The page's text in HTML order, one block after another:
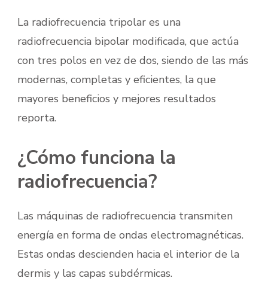
La radiofrecuencia tripolar es una
radiofrecuencia bipolar modificada, que actúa
con tres polos en vez de dos, siendo de las más
modernas, completas y eficientes, la que
mayores beneficios y mejores resultados
reporta.
¿Cómo funciona la
radiofrecuencia?
Las máquinas de radiofrecuencia transmiten
energía en forma de ondas electromagnéticas.
Estas ondas descienden hacia el interior de la
dermis y las capas subdérmicas.